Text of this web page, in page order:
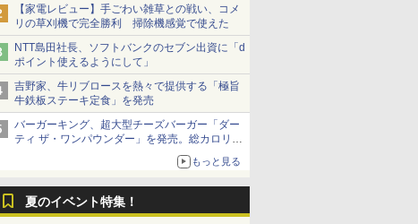
【家電レビュー】手ごわい雑草との戦い、コメ
リの草刈機で完全勝利 掃除機感覚で使えた
NTT島田社長、ソフトバンクのセブン出資に「d
ポイント使えるようにして」
吉野家、牛リブロースを熱々で提供する「極旨
牛鉄板ステーキ定食」を発売
バーガーキング、超大型チーズバーガー「ダー
ティ ザ・ワンパウンダー」を発売。総カロリー
もっと見る
夏のイベント特集！